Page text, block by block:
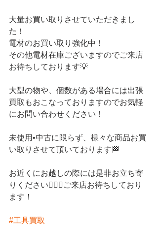
大量お買い取りさせていただきまし
た！
電材のお買い取り強化中！
その他電材在庫ございますのでご来店
お待ちしております💡
大型の物や、個数がある場合には出張
買取もおこなっておりますのでお気軽
にお問い合わせください！
未使用•中古に限らず、様々な商品お買
い取りさせて頂いております🏁
お近くにお越しの際には是非お立ち寄
りください💁🏻‍♀️ご来店お待ちしており
ます！
#工具買取